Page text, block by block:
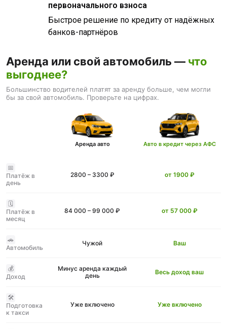
первоначального взноса
Быстрое решение по кредиту от надёжных
банков-партнёров
Аренда или свой автомобиль — что
выгоднее?
Большинство водителей платят за аренду больше, чем могли
бы за свой автомобиль. Проверьте на цифрах.
Аренда авто Авто в кредит через АФС
📅
Платёж в
день
2800 – 3300 ₽ от 1900 ₽
🗓️
Платёж в
месяц
84 000 – 99 000 ₽ от 57 000 ₽
🚗
Автомобиль
Чужой Ваш
💰
Доход
Минус аренда каждый
день
Весь доход ваш
🛠️
Подготовка
к такси
Уже включено Уже включено